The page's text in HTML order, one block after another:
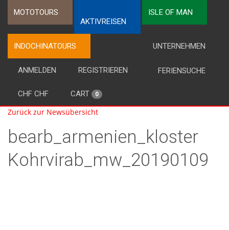
MOTOTOURS
AKTIVREISEN
ISLE OF MAN
INDOCHINATOURS UNTERNEHMEN
FERIENSUCHE
ANMELDEN REGISTRIEREN
CHF CHF CART 0
Zurück zur Newsübersicht
bearb_armenien_kloster
Kohrvirab_mw_20190109